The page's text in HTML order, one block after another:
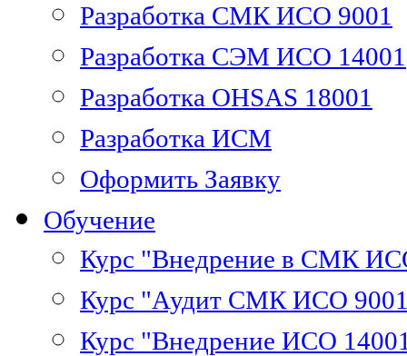
Разработка СМК ИСО 9001
Разработка СЭМ ИСО 14001
Разработка OHSAS 18001
Разработка ИСМ
Оформить Заявку
Обучение
Курс "Внедрение в СМК
Курс "Аудит СМК ИСО
Курс "Внедрение ИСО